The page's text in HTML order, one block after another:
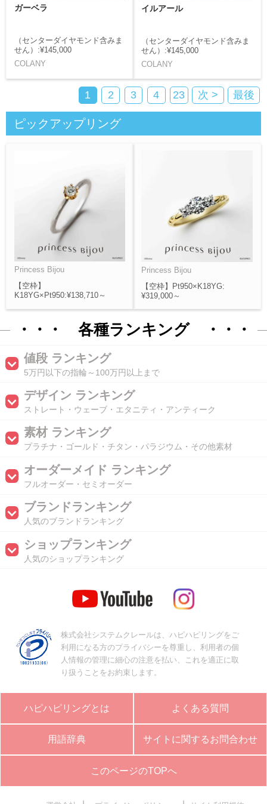
ガーベラ
（センターダイヤモンド含みま
せん）:¥145,000
COLANY
イルアール
（センターダイヤモンド含みま
せん）:¥145,000
COLANY
1 2 3 4 23 次 > 最後
ピックアップリング
Princess Bijou
【空枠】
K18YG×Pt950:¥138,710～
Princess Bijou
【空枠】Pt950×K18YG:
¥319,000～
・・・ 各種ランキング ・・・
値段 ランキング
5万円以下の指輪～100万円以上まで
デザイン ランキング
ストレート・ウェーブ・エタニティ・アンティーク
素材 ランキング
プラチナ・ゴールド・チタン・パラジウム・その他素材
オーダーメイド ランキング
フルオーダー・セミオーダー
ブランドランキング
人気のブランドランキング
ショップランキング
人気のショップランキング
株式会社システムクレールは、ハピハピリングをご
利用になる方のプライバシーを尊重し、利用者の個
人情報の管理に細心の注意を払い、これを適正に取
り扱うことをお約束します。
ハピハピリングとは よくある質問
用語辞典 サイトに関するお問合わせ
このページのTOPへ